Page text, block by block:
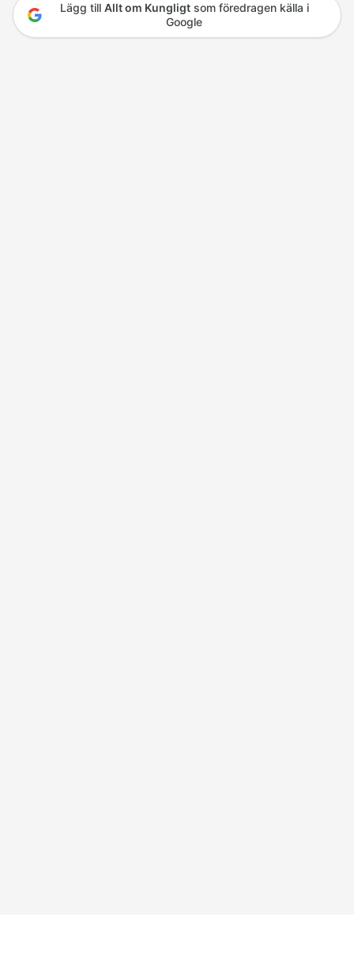
Lägg till Allt om Kungligtsom föredragen källa i
Google